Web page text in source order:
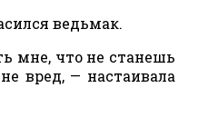
ведьмак.
мне, что не станешь
вред, — настаивала